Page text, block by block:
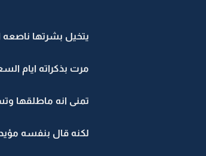
يتخيل بشرتها ناصعه
مرت بذكراته ايام
تمنى انه ماطلقها
لكنه قال بنفسه